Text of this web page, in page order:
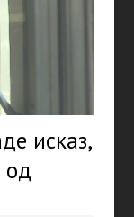
исказ,
од